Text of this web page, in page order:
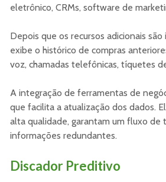
eletrônico, CRMs, software de
Depois que os recursos adicionais
exibe o histórico de compras
voz, chamadas telefônicas, tíquetes
A integração de ferramentas de
que facilita a atualização dos dados.
alta qualidade, garantam um fluxo
informações redundantes.
Discador Preditivo